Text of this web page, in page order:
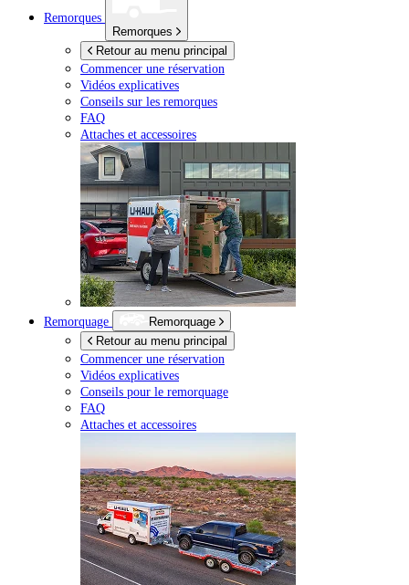
Remorques
Remorques
Retour au menu principal
Commencer une réservation
Vidéos explicatives
Conseils sur les remorques
FAQ
Attaches et accessoires
Remorquage
Remorquage
Retour au menu principal
Commencer une réservation
Vidéos explicatives
Conseils pour le remorquage
FAQ
Attaches et accessoires